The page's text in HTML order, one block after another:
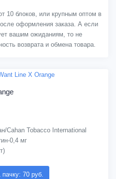
10 блоков, или крупным оптом в
оформления заказа. А если
вашим ожиданиям, то не
возврата и обмена товара.
Cahan Tobacco International
0,4 мг
пачку: 70 руб.